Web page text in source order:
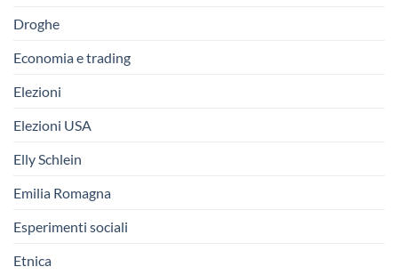
Droghe
Economia e trading
Elezioni
Elezioni USA
Elly Schlein
Emilia Romagna
Esperimenti sociali
Etnica